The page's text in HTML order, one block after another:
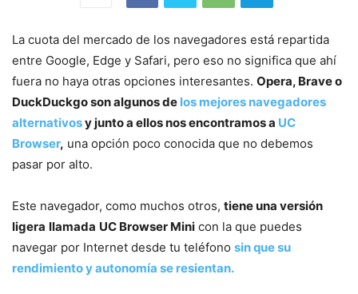
La cuota del mercado de los navegadores está repartida
entre Google, Edge y Safari, pero eso no significa que ahí
fuera no haya otras opciones interesantes. Opera, Brave o
DuckDuckgo son algunos de los mejores navegadores
alternativosy junto a ellos nos encontramos a UC
Browser, una opción poco conocida que no debemos
pasar por alto.
Este navegador, como muchos otros, tiene una versión
ligera llamada UC Browser Mini con la que puedes
navegar por Internet desde tu teléfono sin que su
rendimiento y autonomía se resientan.